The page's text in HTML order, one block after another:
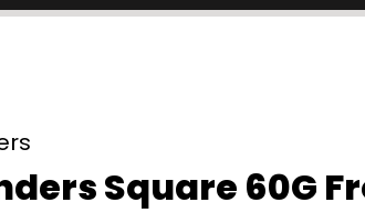
Square 60G